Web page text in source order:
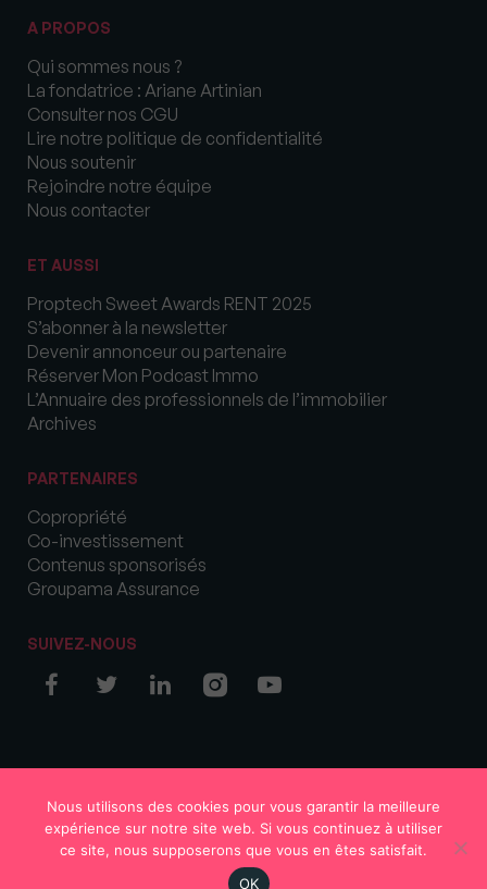
A PROPOS
Qui sommes nous ?
La fondatrice : Ariane Artinian
Consulter nos CGU
Lire notre politique de confidentialité
Nous soutenir
Rejoindre notre équipe
Nous contacter
ET AUSSI
Proptech Sweet Awards RENT 2025
S’abonner à la newsletter
Devenir annonceur ou partenaire
Réserver Mon Podcast Immo
L’Annuaire des professionnels de l’immobilier
Archives
PARTENAIRES
Copropriété
Co-investissement
Contenus sponsorisés
Groupama Assurance
SUIVEZ-NOUS
Nous utilisons des cookies pour vous garantir la meilleure
expérience sur notre site web. Si vous continuez à utiliser
ce site, nous supposerons que vous en êtes satisfait.
OK